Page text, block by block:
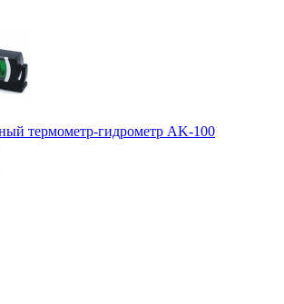
термометр-гидрометр AK-100